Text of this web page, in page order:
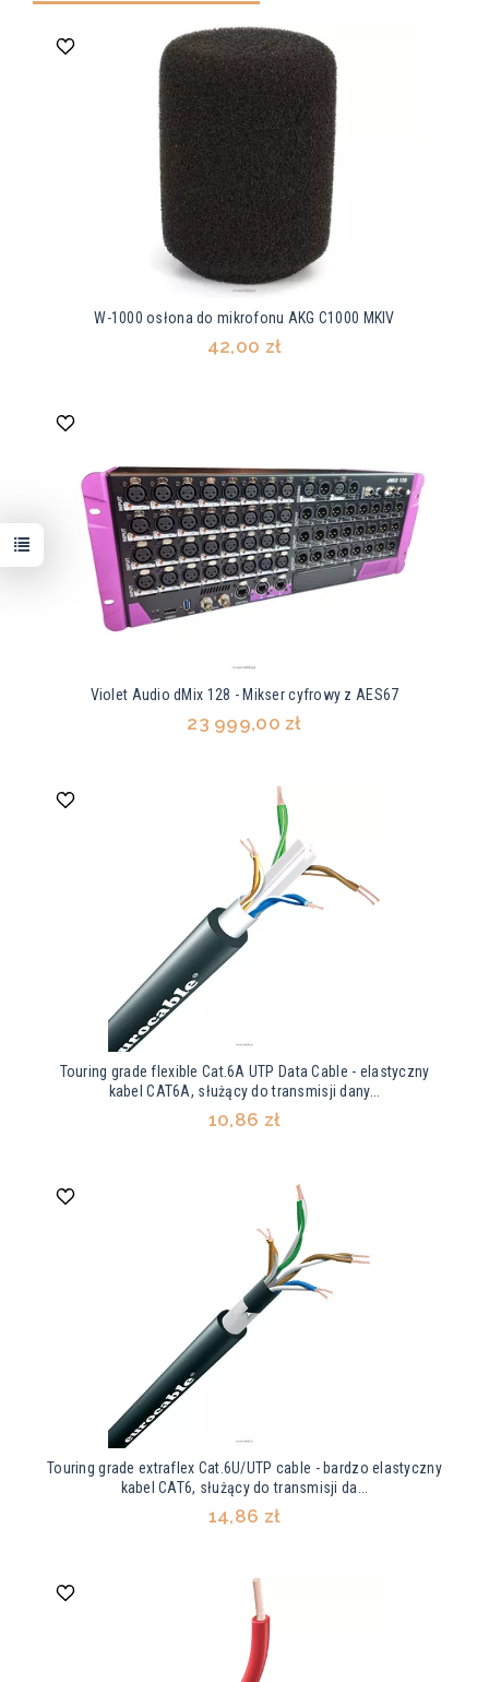
W-1000 osłona do mikrofonu AKG C1000 MKIV
42,00 zł
Violet Audio dMix 128 - Mikser cyfrowy z AES67
23 999,00 zł
Touring grade flexible Cat.6A UTP Data Cable - elastyczny
kabel CAT6A, służący do transmisji dany...
10,86 zł
Touring grade extraflex Cat.6U/UTP cable - bardzo elastyczny
kabel CAT6, służący do transmisji da...
14,86 zł